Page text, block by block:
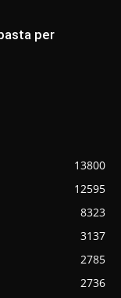
per
13800
12595
8323
3137
2785
2736